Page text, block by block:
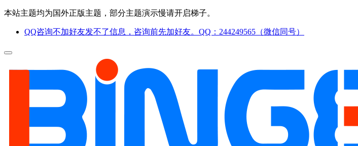
本站主题均为国外正版主题，部分主题演示慢请开启梯子。
QQ咨询不加好友发不了信息，咨询前先加好友。QQ：244249565（微信同号）